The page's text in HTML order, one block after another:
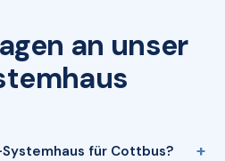
an unser
für Cottbus?